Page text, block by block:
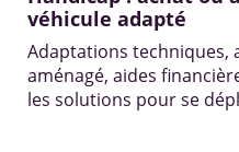
véhicule adapté
Adaptations techniques,
aménagé, aides
les solutions pour se